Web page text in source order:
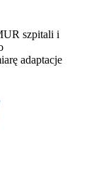
szpitali i
adaptacje